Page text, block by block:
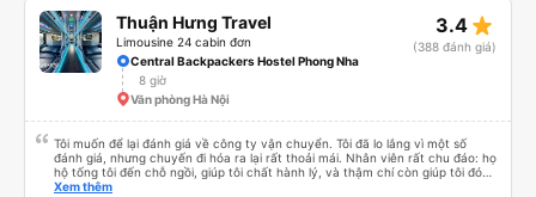
Thuận Hưng Travel
Limousine 24 cabin đơn
3.4 star_rate
(388 đánh giá)
Central Backpackers Hostel Phong Nha
8 giờ
Văn phòng Hà Nội
Tôi muốn để lại đánh giá về công ty vận chuyển. Tôi đã lo lắng vì một số
đánh giá, nhưng chuyến đi hóa ra lại rất thoải mái. Nhân viên rất chu đáo: họ
hộ tống tôi đến chỗ ngồi, giúp tôi chất hành lý, và thậm chí còn giúp tôi đóng
gói giày. Điểm trừ duy nhất là xe buýt đến sớm hơn một tiếng so với giờ khởi
Xem thêm